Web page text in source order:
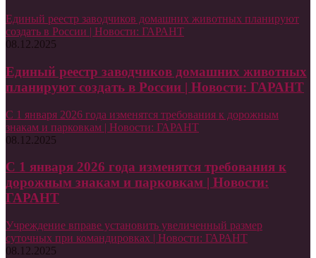
Единый реестр заводчиков домашних животных планируют
создать в России | Новости: ГАРАНТ
08.12.2025
Единый реестр заводчиков домашних животных
планируют создать в России | Новости: ГАРАНТ
С 1 января 2026 года изменятся требования к дорожным
знакам и парковкам | Новости: ГАРАНТ
08.12.2025
С 1 января 2026 года изменятся требования к
дорожным знакам и парковкам | Новости:
ГАРАНТ
Учреждение вправе установить увеличенный размер
суточных при командировках | Новости: ГАРАНТ
08.12.2025